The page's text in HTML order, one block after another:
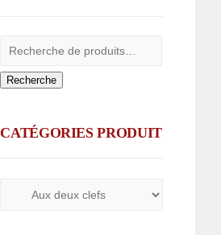
Recherche
CATÉGORIES PRODUIT